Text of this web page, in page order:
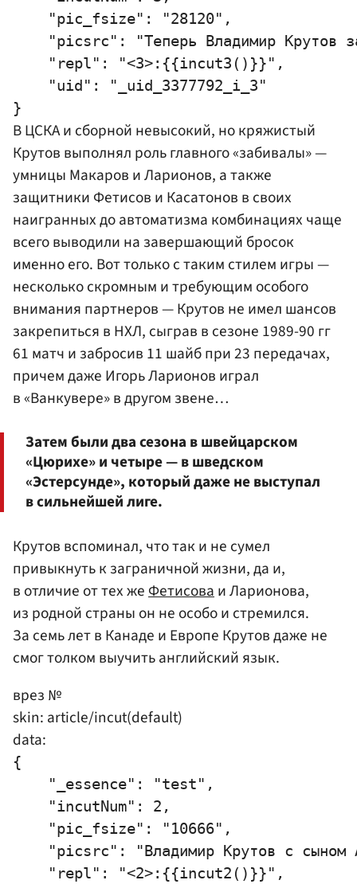
    "pic_fsize": "28120",
"picsrc": "Теперь Владимир Крутов
    "repl": "<3>:{{incut3()}}",
    "uid": "_uid_3377792_i_3"
В ЦСКА и сборной невысокий, но кряжистый
Крутов выполнял роль главного «забивалы» —
умницы Макаров и Ларионов, а также
защитники Фетисов и Касатонов в своих
наигранных до автоматизма комбинациях чаще
всего выводили на завершающий бросок
именно его. Вот только с таким стилем игры —
несколько скромным и требующим особого
внимания партнеров — Крутов не имел шансов
закрепиться в НХЛ, сыграв в сезоне 1989-90 гг
61 матч и забросив 11 шайб при 23 передачах,
причем даже Игорь Ларионов играл
в «Ванкувере» в другом звене…
Затем были два сезона в швейцарском
«Цюрихе» и четыре — в шведском
«Эстерсунде», который даже не выступал
в сильнейшей лиге.
Крутов вспоминал, что так и не сумел
привыкнуть к заграничной жизни, да и,
в отличие от тех жеФетисоваи Ларионова,
из родной страны он не особо и стремился.
За семь лет в Канаде и Европе Крутов даже не
смог толком выучить английский язык.
врез №
skin: article/incut(default)
data:
{
    "_essence": "test",
    "incutNum": 2,
    "pic_fsize": "10666",
"picsrc": "Владимир Крутов с сыном
    "repl": "<2>:{{incut2()}}",